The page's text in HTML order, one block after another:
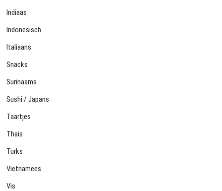
Indiaas
Indonesisch
Italiaans
Snacks
Surinaams
Sushi / Japans
Taartjes
Thais
Turks
Vietnamees
Vis